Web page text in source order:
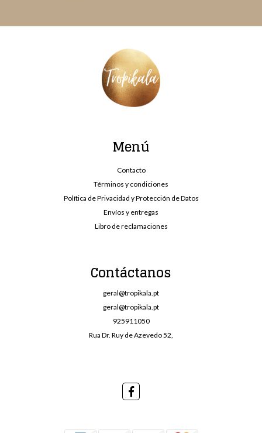
Menú
Contacto
Términos y condiciones
Política de Privacidad y Protección de Datos
Envíos y entregas
Libro de reclamaciones
Contáctanos
geral@tropikala.pt
geral@tropikala.pt
925911050
Rua Dr. Ruy de Azevedo 52,